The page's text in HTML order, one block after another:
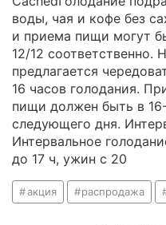
воды, чая и кофе без
и приема пищи могут
12/12 соответственно.
предлагается
16 часов голодания.
пищи должен быть в
следующего дня.
Интервальное
до 17 ч, ужин с 20
акция распродажа